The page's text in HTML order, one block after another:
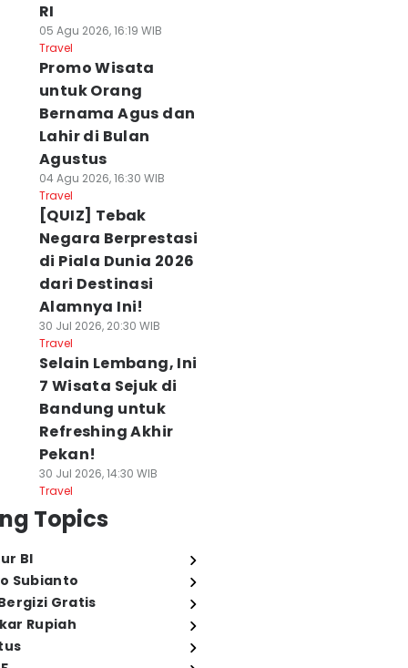
RI
05 Agu 2026, 16:19 WIB
Travel
Promo Wisata
untuk Orang
Bernama Agus dan
Lahir di Bulan
Agustus
04 Agu 2026, 16:30 WIB
Travel
[QUIZ] Tebak
Negara Berprestasi
di Piala Dunia 2026
dari Destinasi
Alamnya Ini!
30 Jul 2026, 20:30 WIB
Travel
Selain Lembang, Ini
7 Wisata Sejuk di
Bandung untuk
Refreshing Akhir
Pekan!
30 Jul 2026, 14:30 WIB
Travel
Topics
BI
Subianto
Gratis
Rupiah